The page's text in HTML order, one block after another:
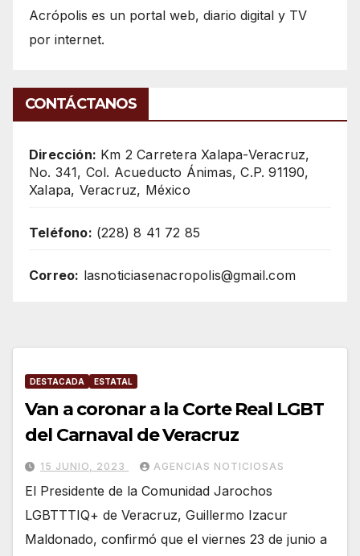
Acrópolis es un portal web, diario digital y TV
por internet.
CONTÁCTANOS
Dirección: Km 2 Carretera Xalapa-Veracruz,
No. 341, Col. Acueducto Ánimas, C.P. 91190,
Xalapa, Veracruz, México
Teléfono: (228) 8 41 72 85
Correo: lasnoticiasenacropolis@gmail.com
DESTACADA ESTATAL
Van a coronar a la Corte Real LGBT
del Carnaval de Veracruz
15 JUNIO, 2023 AGENCIAS NOTICIOSAS
El Presidente de la Comunidad Jarochos
LGBTTTIQ+ de Veracruz, Guillermo Izacur
Maldonado, confirmó que el viernes 23 de junio a